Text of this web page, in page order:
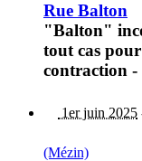
Rue Balton
"Balton"
tout cas
contraction
1er juin 2025
(Mézin)